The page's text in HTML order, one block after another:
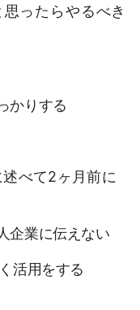
ったらやるべき
かりする
べて2ヶ月前に
企業に伝えない
活用をする